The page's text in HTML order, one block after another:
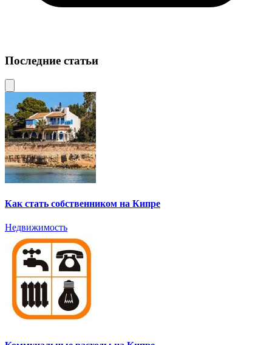
Последние статьи
Как стать собственником на Кипре
Недвижимость